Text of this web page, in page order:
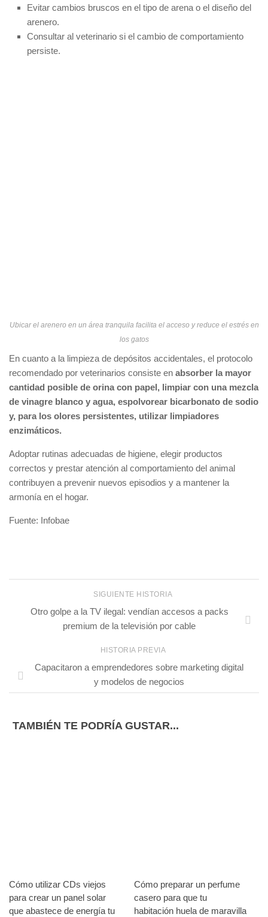
Evitar cambios bruscos en el tipo de arena o el diseño del
arenero.
Consultar al veterinario si el cambio de comportamiento
persiste.
Ubicar el arenero en un área tranquila facilita el acceso y reduce el estrés en
los gatos
En cuanto a la limpieza de depósitos accidentales, el protocolo
recomendado por veterinarios consiste en absorber la mayor
cantidad posible de orina con papel, limpiar con una mezcla
de vinagre blanco y agua, espolvorear bicarbonato de sodio
y, para los olores persistentes, utilizar limpiadores
enzimáticos.
Adoptar rutinas adecuadas de higiene, elegir productos
correctos y prestar atención al comportamiento del animal
contribuyen a prevenir nuevos episodios y a mantener la
armonía en el hogar.
Fuente: Infobae
SIGUIENTE HISTORIA
Otro golpe a la TV ilegal: vendían accesos a packs
premium de la televisión por cable
HISTORIA PREVIA
Capacitaron a emprendedores sobre marketing digital
y modelos de negocios
TAMBIÉN TE PODRÍA GUSTAR...
Cómo utilizar CDs viejos
para crear un panel solar
que abastece de energía tu
Cómo preparar un perfume
casero para que tu
habitación huela de maravilla